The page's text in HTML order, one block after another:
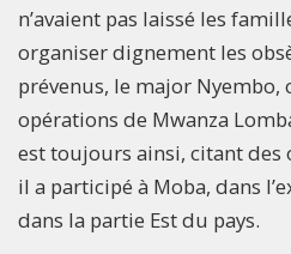
n’avaient pas laissé les
organiser dignement les
prévenus, le major Nyembo,
opérations de Mwanza
est toujours ainsi, citant des
il a participé à Moba, dans
dans la partie Est du pays.